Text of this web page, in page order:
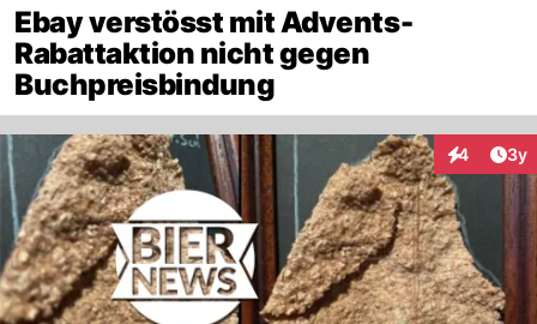
Ebay verstösst mit Advents-
Rabattaktion nicht gegen
Buchpreisbindung
4 3y